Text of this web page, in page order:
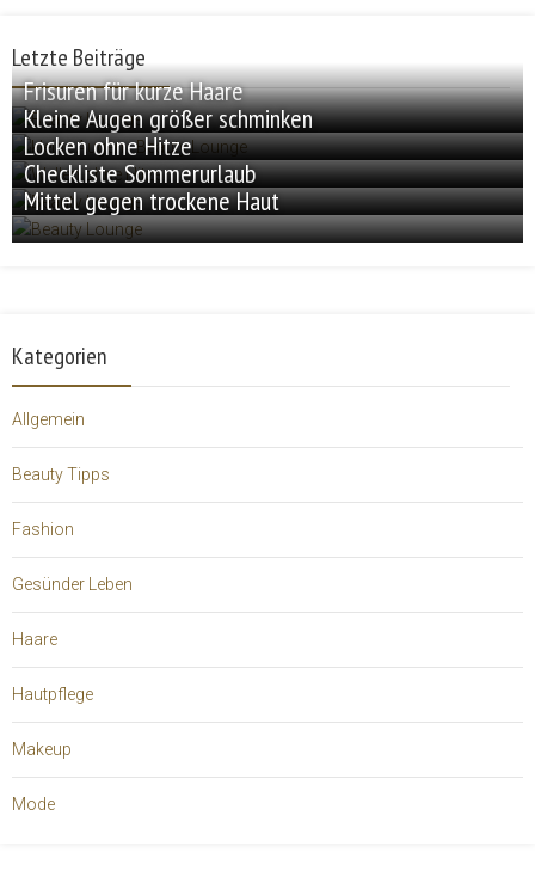
Letzte Beiträge
Frisuren für kurze Haare
Kleine Augen größer schminken
Locken ohne Hitze
Checkliste Sommerurlaub
Mittel gegen trockene Haut
Kategorien
Allgemein
Beauty Tipps
Fashion
Gesünder Leben
Haare
Hautpflege
Makeup
Mode